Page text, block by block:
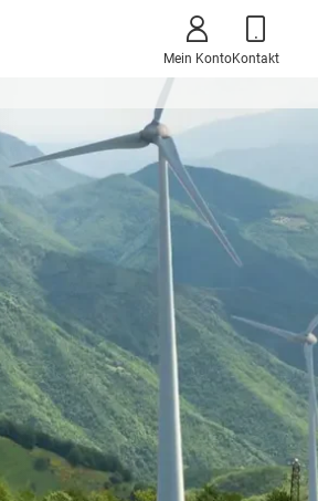
Mein KontoKontakt